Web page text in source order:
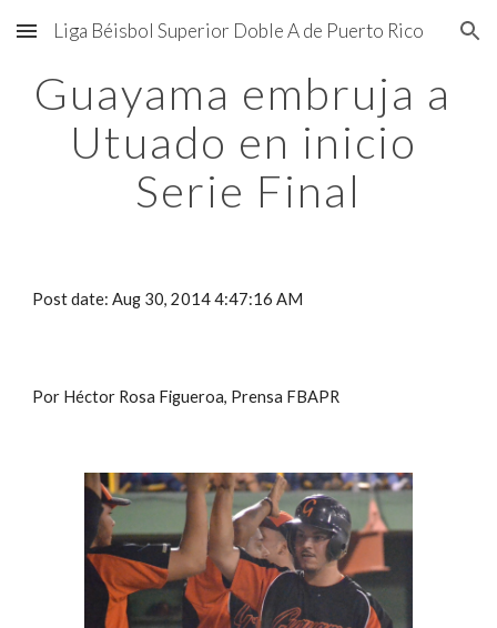
Skip to main content Skip to navigation
Liga Béisbol Superior Doble A de Puerto Rico
Guayama embruja a
Utuado en inicio
Serie Final
Post date: Aug 30, 2014 4:47:16 AM
Por Héctor Rosa Figueroa, Prensa FBAPR